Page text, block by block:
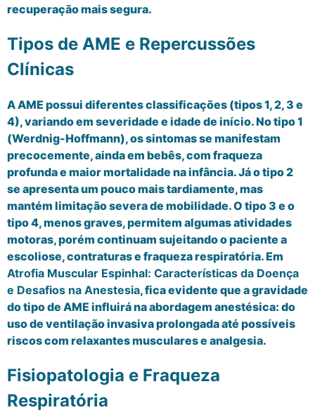
recuperação mais segura.
Tipos de AME e Repercussões
Clínicas
A AME possui diferentes classificações (tipos 1, 2, 3 e
4), variando em severidade e idade de início. No tipo 1
(Werdnig-Hoffmann), os sintomas se manifestam
precocemente, ainda em bebês, com fraqueza
profunda e maior mortalidade na infância. Já o tipo 2
se apresenta um pouco mais tardiamente, mas
mantém limitação severa de mobilidade. O tipo 3 e o
tipo 4, menos graves, permitem algumas atividades
motoras, porém continuam sujeitando o paciente a
escoliose, contraturas e fraqueza respiratória. Em
Atrofia Muscular Espinhal: Características da Doença
e Desafios na Anestesia, fica evidente que a gravidade
do tipo de AME influirá na abordagem anestésica: do
uso de ventilação invasiva prolongada até possíveis
riscos com relaxantes musculares e analgesia.
Fisiopatologia e Fraqueza
Respiratória